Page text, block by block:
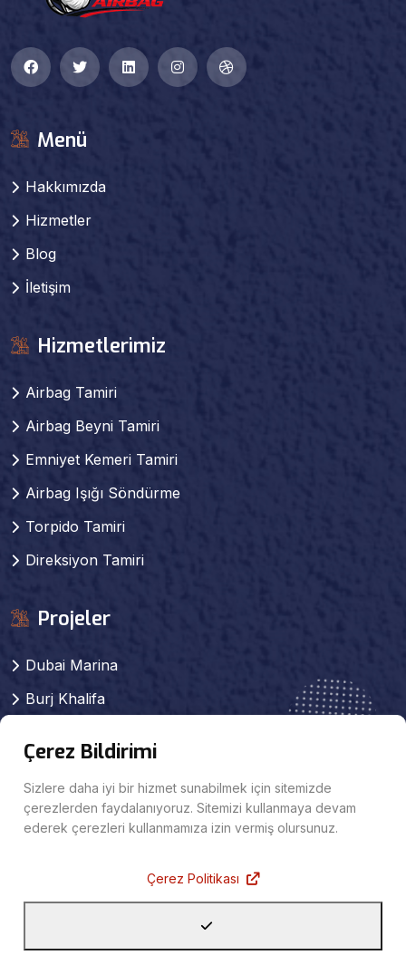
Menü
Hakkımızda
Hizmetler
Blog
İletişim
Hizmetlerimiz
Airbag Tamiri
Airbag Beyni Tamiri
Emniyet Kemeri Tamiri
Airbag Işığı Söndürme
Torpido Tamiri
Direksiyon Tamiri
Projeler
Dubai Marina
Burj Khalifa
Millennium Tower
Marina Pinnacle
Jumeirah Mosque
Çerez Bildirimi
Sizlere daha iyi bir hizmet sunabilmek için sitemizde
çerezlerden faydalanıyoruz. Sitemizi kullanmaya devam
ederek çerezleri kullanmamıza izin vermiş olursunuz.
Çerez Politikası